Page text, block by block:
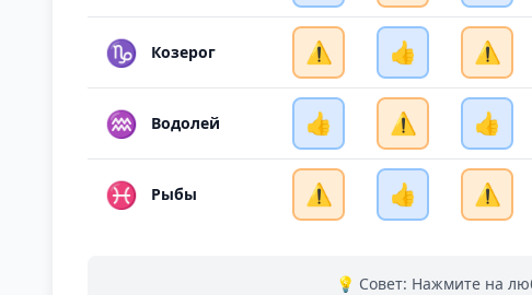
♑ Козерог ⚠️ 👍 ⚠️
♒ Водолей 👍 ⚠️ 👍
♓ Рыбы ⚠️ 👍 ⚠️
💡 Совет: Нажмите на